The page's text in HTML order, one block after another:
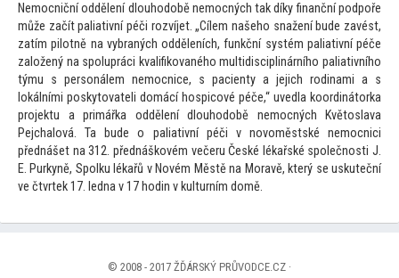
Nemocniční oddělení dlouhodobě nemocných tak díky finanční podpoře
může začít paliativní péči rozvíjet. „Cílem našeho snažení bude zavést,
zatím pilotně na vybraných odděleních, funkční systém paliativní péče
založený na spolupráci kvalifikovaného multidisciplinárního paliativního
týmu s personálem nemocnice, s pacienty a jejich rodinami a s
lokálními poskytovateli domácí hospicové péče,“ uvedla koordinátorka
projektu a primářka oddělení dlouhodobě nemocných Květoslava
Pejchalová. Ta bude o paliativní péči v novoměstské nemocnici
přednášet na 312. přednáškovém večeru České lékařské společnosti J.
E. Purkyně, Spolku lékařů v Novém Městě na Moravě, který se uskuteční
ve čtvrtek 17. ledna v 17 hodin v kulturním domě.
© 2008 - 2017 ŽĎÁRSKÝ PRŮVODCE.CZ ·